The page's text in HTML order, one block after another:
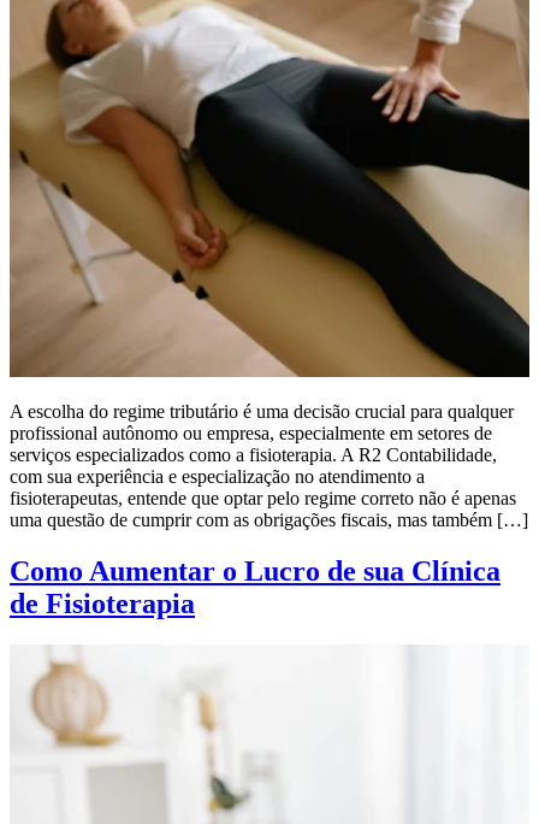
A escolha do regime tributário é uma decisão crucial para qualquer
profissional autônomo ou empresa, especialmente em setores de
serviços especializados como a fisioterapia. A R2 Contabilidade,
com sua experiência e especialização no atendimento a
fisioterapeutas, entende que optar pelo regime correto não é apenas
uma questão de cumprir com as obrigações fiscais, mas também […]
Como Aumentar o Lucro de sua Clínica
de Fisioterapia